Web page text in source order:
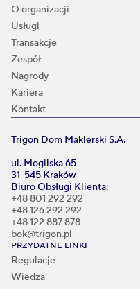
O organizacji
Usługi
Transakcje
Zespół
Nagrody
Kariera
Kontakt
Trigon Dom Maklerski S.A.
ul. Mogilska 65
31-545 Kraków
Biuro Obsługi Klienta:
+48 801 292 292
+48 126 292 292
+48 122 887 878
bok@trigon.pl
PRZYDATNE LINKI
Regulacje
Wiedza